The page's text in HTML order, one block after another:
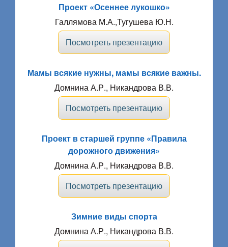
Проект «Осеннее лукошко»
Галлямова М.А.,Тугушева Ю.Н.
Посмотреть презентацию
Мамы всякие нужны, мамы всякие важны.
Домнина А.Р., Никандрова В.В.
Посмотреть презентацию
Проект в старшей группе «Правила
дорожного движения»
Домнина А.Р., Никандрова В.В.
Посмотреть презентацию
Зимние виды спорта
Домнина А.Р., Никандрова В.В.